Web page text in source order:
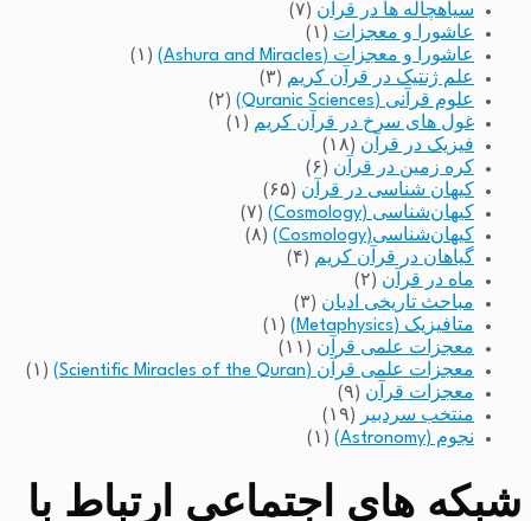
سیاهچاله ها در قرآن (۷)
عاشورا و معجزات (۱)
عاشورا و معجزات (Ashura and Miracles)
(۱)
علم ژنتیک در قرآن کریم (۳)
علوم قرآنی (Quranic Sciences)
(۲)
غول های سرخ در قرآن کریم (۱)
فیزیک در قرآن (۱۸)
کره زمین در قرآن (۶)
کیهان شناسی در قرآن (۶۵)
کیهان‌شناسی (Cosmology)
(۷)
کیهان‌شناسی(Cosmology)
(۸)
گیاهان در قرآن کریم (۴)
ماه در قرآن (۲)
مباحث تاریخی ادیان (۳)
متافیزیک (Metaphysics)
(۱)
معجزات علمی قرآن (۱۱)
معجزات علمی قرآن (Scientific Miracles of the Quran)
(۱)
معجزات قرآن (۹)
منتخب سردبیر
(۱۹)
نجوم (Astronomy)
(۱)
شبکه های اجتماعی ارتباط با